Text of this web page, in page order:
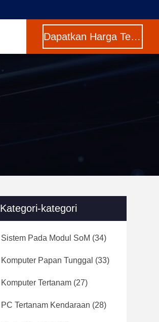
Dapatkan Harga Terbaik
Kategori-kategori
Sistem Pada Modul SoM (34)
Komputer Papan Tunggal (33)
Komputer Tertanam (27)
PC Tertanam Kendaraan (28)